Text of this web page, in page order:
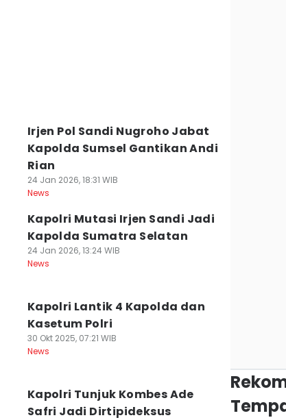
Irjen Pol Sandi Nugroho Jabat
Kapolda Sumsel Gantikan Andi
Rian
24 Jan 2026, 18:31 WIB
News
Kapolri Mutasi Irjen Sandi Jadi
Kapolda Sumatra Selatan
24 Jan 2026, 13:24 WIB
News
Kapolri Lantik 4 Kapolda dan
Kasetum Polri
30 Okt 2025, 07:21 WIB
News
Kapolri Tunjuk Kombes Ade
Safri Jadi Dirtipideksus